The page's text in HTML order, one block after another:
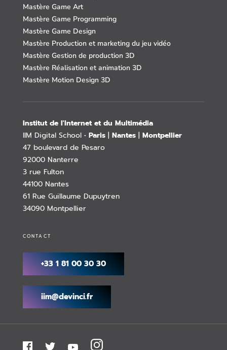
Mastère Game Art
Mastère Game Programming
Mastère Game Design
Mastère Production et marketing du jeu vidéo
Mastère Gestion de production 3D
Mastère Réalisation et animation 3D
Mastère Motion Design 3D
Institut de l'Internet et du Multimédia
IIM Digital School • Paris | Nantes | Montpellier
47 boulevard de Pesaro
92000 Nanterre
3 rue Fulton
44100 Nantes
61 Rue Guillaume Dupuytren
34090 Montpellier
CONTACT
+33 1 81 00 30 30
iim@devinci.fr